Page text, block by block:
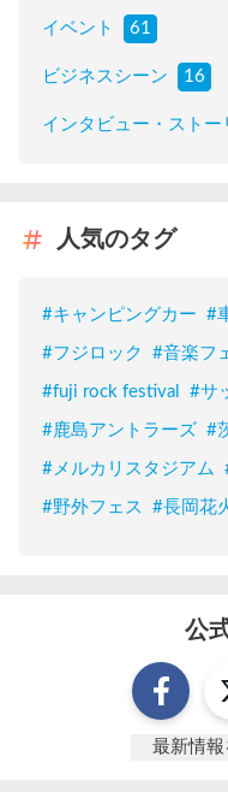
イベント 61
ビジネスシーン 16
インタビュー・ストー
人気のタグ
#キャンピングカー #
#フジロック #音楽フ
#fuji rock festival #サ
#鹿島アントラーズ #
#メルカリスタジアム
#野外フェス #長岡花
公
最新情